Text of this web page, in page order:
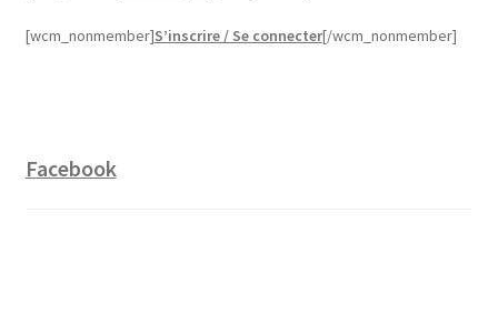
[wcm_nonmember]S’inscrire / Se connecter[/wcm_nonmember]
Facebook